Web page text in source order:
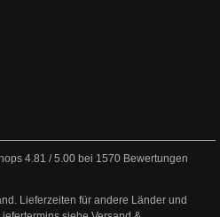
4.81 /5.00 bei 1570 Bewertungen
Lieferzeiten für andere Länder und